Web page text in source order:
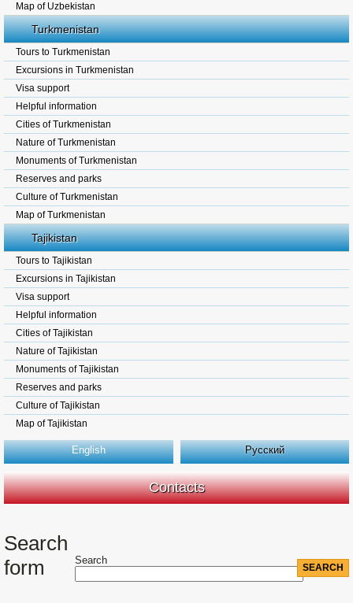
Map of Uzbekistan
Turkmenistan
Tours to Turkmenistan
Excursions in Turkmenistan
Visa support
Helpful information
Cities of Turkmenistan
Nature of Turkmenistan
Monuments of Turkmenistan
Reserves and parks
Culture of Turkmenistan
Map of Turkmenistan
Tajikistan
Tours to Tajikistan
Excursions in Tajikistan
Visa support
Helpful information
Cities of Tajikistan
Nature of Tajikistan
Monuments of Tajikistan
Reserves and parks
Culture of Tajikistan
Map of Tajikistan
English Русский
Contacts
Search
form
Search